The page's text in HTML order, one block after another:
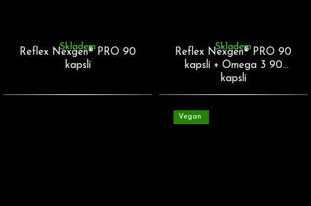
Reflex Nexgen® PRO 90
kapslí
Skladem
Reflex Nexgen® PRO 90
kapslí + Omega 3 90
kapslí
Skladem
Vegan